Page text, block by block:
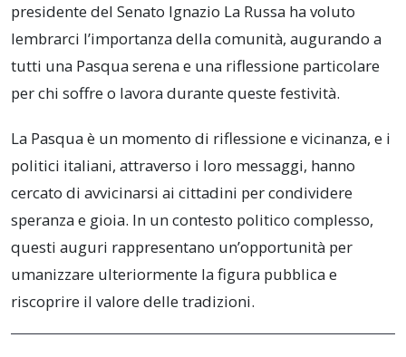
presidente del Senato Ignazio La Russa ha voluto
lembrarci l’importanza della comunità, augurando a
tutti una Pasqua serena e una riflessione particolare
per chi soffre o lavora durante queste festività.
La Pasqua è un momento di riflessione e vicinanza, e i
politici italiani, attraverso i loro messaggi, hanno
cercato di avvicinarsi ai cittadini per condividere
speranza e gioia. In un contesto politico complesso,
questi auguri rappresentano un’opportunità per
umanizzare ulteriormente la figura pubblica e
riscoprire il valore delle tradizioni.